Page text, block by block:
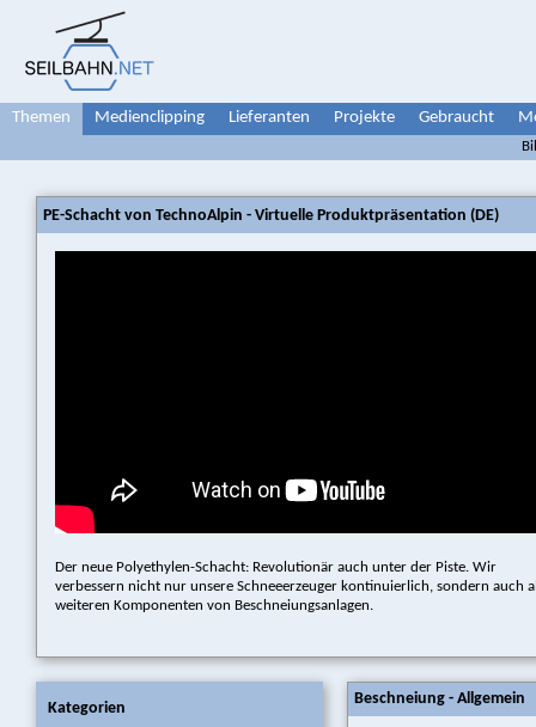
Themen Medienclipping Lieferanten Projekte Gebraucht
PE-Schacht von TechnoAlpin - Virtuelle Produktpräsentation (DE)
Der neue Polyethylen-Schacht: Revolutionär auch unter der Piste. Wir
verbessern nicht nur unsere Schneeerzeuger kontinuierlich, sondern auch
weiteren Komponenten von Beschneiungsanlagen.
Kategorien
Beschneiung - Allgemein